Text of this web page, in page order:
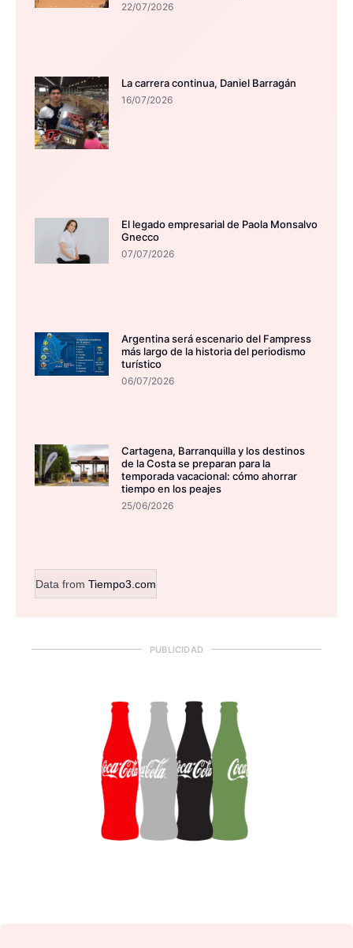
22/07/2026
La carrera continua, Daniel Barragán
16/07/2026
El legado empresarial de Paola Monsalvo
Gnecco
07/07/2026
Argentina será escenario del Fampress
más largo de la historia del periodismo
turístico
06/07/2026
Cartagena, Barranquilla y los destinos
de la Costa se preparan para la
temporada vacacional: cómo ahorrar
tiempo en los peajes
25/06/2026
Data from Tiempo3.com
PUBLICIDAD